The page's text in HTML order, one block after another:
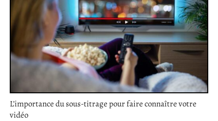
L’importance du sous-titrage pour faire connaître votre
vidéo